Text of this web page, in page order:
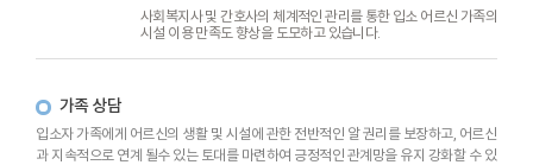
사회복지사 및 간호사의 체계적인 관리를 통한 입소 어르신 가족의
시설 이용 만족도 향상을 도모하고 있습니다.
가족 상담
입소자 가족에게 어르신의 생활 및 시설에 관한 전반적인 알 권리를 보장하고, 어르신
과 지속적으로 연계 될수 있는 토대를 마련하여 긍정적인 관계망을 유지 강화할 수 있